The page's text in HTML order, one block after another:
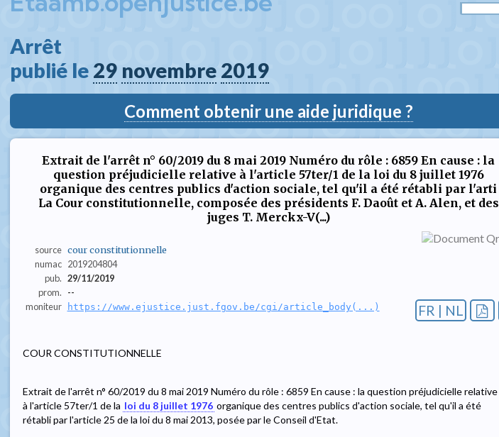
Arrêt
publié le 29 novembre 2019
Comment obtenir une aide juridique ?
Extrait de l'arrêt n° 60/2019 du 8 mai 2019 Numéro du rôle : 6859 En cause : la
question préjudicielle relative à l'article 57ter/1 de la loi du 8 juillet 1976
organique des centres publics d'action sociale, tel qu'il a été rétabli par l'arti
La Cour constitutionnelle, composée des présidents F. Daoût et A. Alen, et des
juges T. Merckx-V(...)
source cour constitutionnelle
numac 2019204804
pub. 29/11/2019
prom.
--
moniteur
https://www.ejustice.just.fgov.be/cgi/article_body(...) FR | NL
COUR CONSTITUTIONNELLE
Extrait de l'arrêt n° 60/2019 du 8 mai 2019 Numéro du rôle : 6859 En cause : la question préjudicielle relative
à l'article 57ter/1 de la loi du 8 juillet 1976 organique des centres publics d'action sociale, tel qu'il a été
rétabli par l'article 25 de la loi du 8 mai 2013, posée par le Conseil d'Etat.